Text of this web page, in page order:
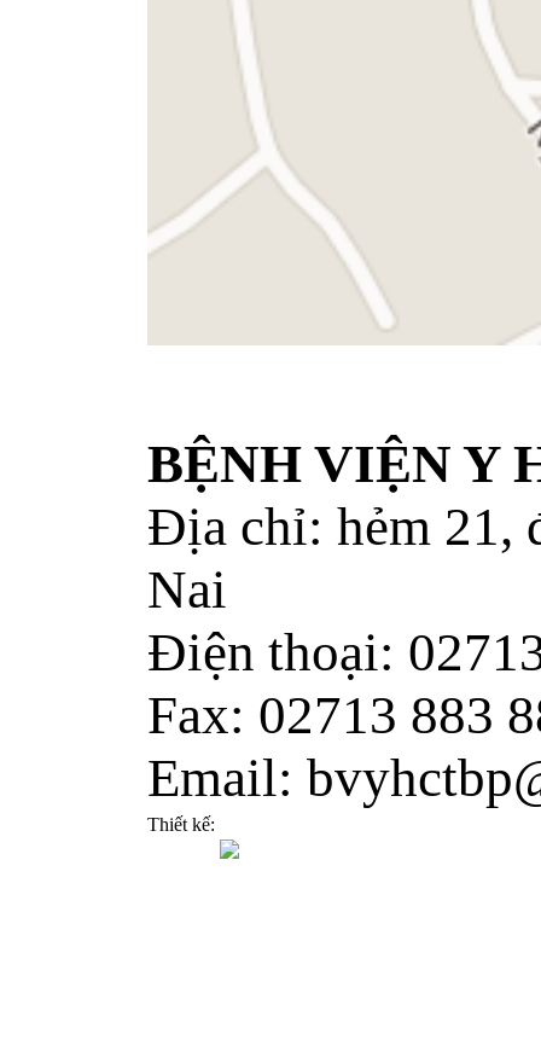
BỆNH VIỆN Y
Địa chỉ: hẻm 21,
Nai
Điện thoại:
Fax: 02713 883
Email:
Thiết kế: